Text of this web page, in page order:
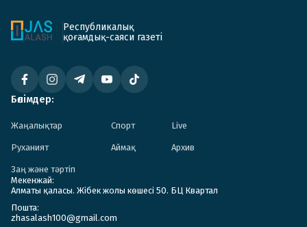
Республикалық
қоғамдық-саяси газеті
Бөлімдер:
Жаңалықтар Спорт Live
Руханият Аймақ Архив
Заң және тәртіп
Мекенжай:
Алматы қаласы. Жібек жолы көшесі 50. БЦ Квартал
Пошта:
zhasalash100@gmail.com